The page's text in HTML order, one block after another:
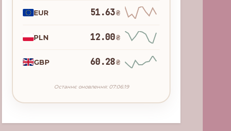
EUR 51.63₴
PLN 12.00₴
GBP 60.28₴
Останнє оновлення: 07:06:19